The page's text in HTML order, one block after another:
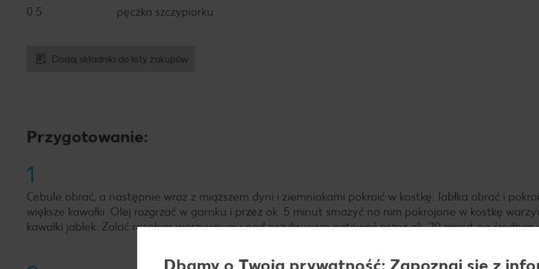
0.5
pęczka szczypiorku
Dodaj składniki do listy zakupów
Przygotowanie:
1
Cebule obrać, a następnie wraz z miąższem dyni i ziemniakami pokroić w kostkę. Jabłka obrać i
większe kawałki. Olej rozgrzać w garnku i przez ok. 5 minut smażyć na nim pokrojone w kostkę
kawałki jabłek. Zalać rosołem warzywnym i pod przykryciem gotować przez ok. 20 minut na średnim
Dbamy o Twoją prywatność: Zapoznaj się z